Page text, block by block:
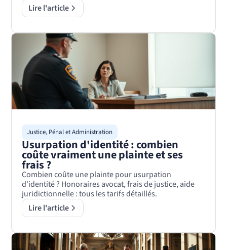
Lire l'article
Justice, Pénal et Administration
Usurpation d'identité : combien
coûte vraiment une plainte et ses
frais ?
Combien coûte une plainte pour usurpation
d'identité ? Honoraires avocat, frais de justice, aide
juridictionnelle : tous les tarifs détaillés.
Lire l'article